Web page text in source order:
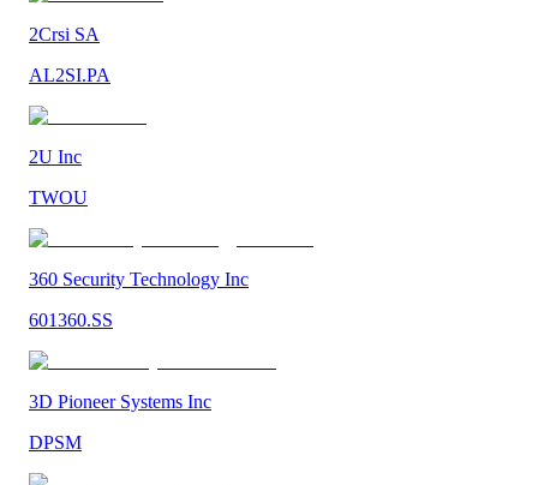
2Crsi SA
AL2SI.PA
2U Inc
TWOU
360 Security Technology Inc
601360.SS
3D Pioneer Systems Inc
DPSM